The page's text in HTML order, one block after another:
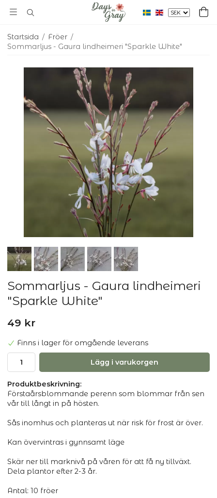
Startsida / Fröer /
Sommarljus - Gaura lindheimeri "Sparkle White"
Sommarljus - Gaura lindheimeri
"Sparkle White"
49 kr
Finns i lager för omgående leverans
Lägg i varukorgen
Produktbeskrivning:
Förstaårsblommande perenn som blommar från sen
vår till långt in på hösten.
Sås inomhus och planteras ut när risk för frost är över.
Kan övervintras i gynnsamt läge
Skär ner till marknivå på våren för att få ny tillväxt.
Dela plantor efter 2-3 år.
Antal: 10 fröer